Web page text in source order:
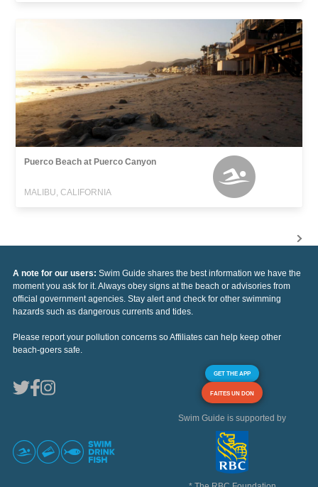
Puerco Beach at Puerco Canyon
MALIBU, CALIFORNIA
A note for our users: Swim Guide shares the best information we have the
moment you ask for it. Always obey signs at the beach or advisories from
official government agencies. Stay alert and check for other swimming
hazards such as dangerous currents and tides.
Please report your pollution concerns so Affiliates can help keep other
beach-goers safe.
GET THE APP
FAITES UN DON
Swim Guide is supported by